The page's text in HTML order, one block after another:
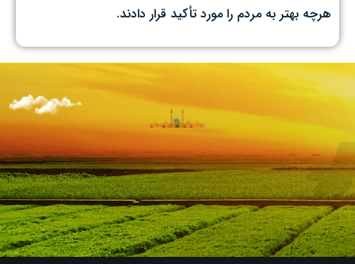
هرچه بهتر به مردم را مورد تأکید قرار دادند.